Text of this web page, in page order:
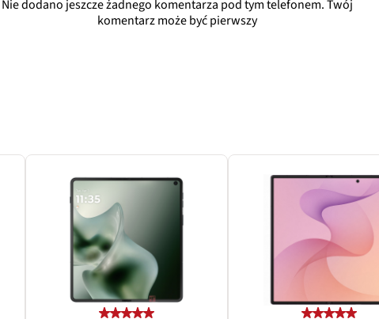
Teleobiektyw peryskopowy-
50 Mpix
Tak
1/1.95", 0,8 µm
Nie dodano jeszcze żadnego komentarza pod tym telefonem. Twój
komentarz może być pierwszy